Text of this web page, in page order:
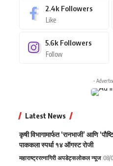
2.4k Followers
Like
5.6k Followers
Follow
-
Latest News
कृषी विभागामार्फत ‘रानभाजी’ आणि
पाककला स्पर्धा १४ ऑगस्ट रोजी
महाराष्ट्ररत्नागिरी अपडेट्सलोकल न्यूज 08/